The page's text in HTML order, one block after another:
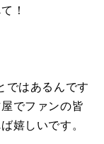
！
ではあるんです
でファンの皆
嬉しいです。